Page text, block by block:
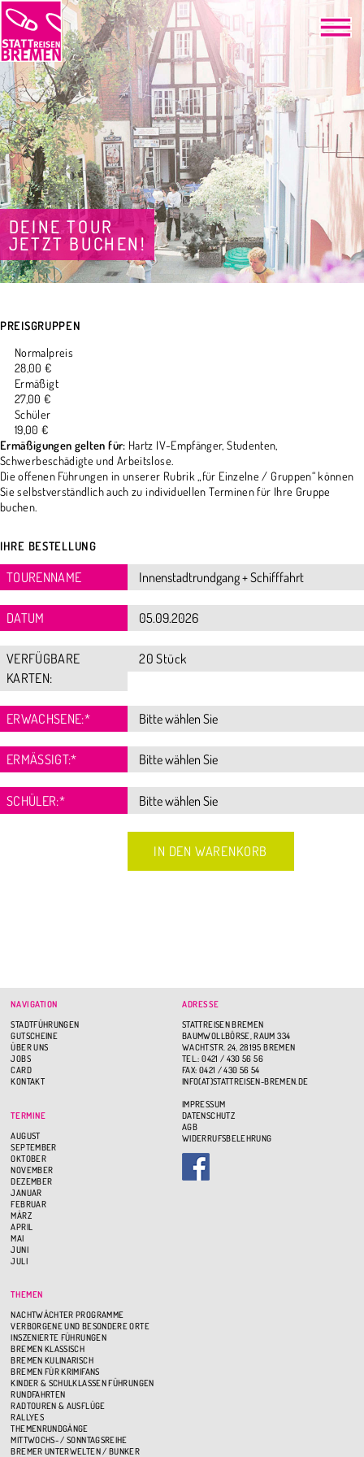
DEINE TOUR
JETZT BUCHEN!
PREISGRUPPEN
Normalpreis
28,00 €
Ermäßigt
27,00 €
Schüler
19,00 €
Ermäßigungen gelten für: Hartz IV-Empfänger, Studenten,
Schwerbeschädigte und Arbeitslose.
Die offenen Führungen in unserer Rubrik „für Einzelne / Gruppen“ können
Sie selbstverständlich auch zu individuellen Terminen für Ihre Gruppe
buchen.
IHRE BESTELLUNG
TOURENNAME
DATUM
VERFÜGBARE
KARTEN:
20 Stück
ERWACHSENE:*
ERMÄSSIGT:*
SCHÜLER:*
NAVIGATION
STADTFÜHRUNGEN
GUTSCHEINE
ÜBER UNS
JOBS
CARD
KONTAKT
TERMINE
AUGUST
SEPTEMBER
OKTOBER
NOVEMBER
DEZEMBER
JANUAR
FEBRUAR
MÄRZ
APRIL
MAI
JUNI
JULI
THEMEN
NACHTWÄCHTER PROGRAMME
VERBORGENE UND BESONDERE ORTE
INSZENIERTE FÜHRUNGEN
BREMEN KLASSISCH
BREMEN KULINARISCH
BREMEN FÜR KRIMIFANS
KINDER & SCHULKLASSEN FÜHRUNGEN
RUNDFAHRTEN
RADTOUREN & AUSFLÜGE
RALLYES
THEMENRUNDGÄNGE
MITTWOCHS- / SONNTAGSREIHE
BREMER UNTERWELTEN / BUNKER
ADRESSE
STATTREISEN BREMEN
BAUMWOLLBÖRSE, RAUM 334
WACHTSTR. 24, 28195 BREMEN
TEL.: 0421 / 430 56 56
FAX: 0421 / 430 56 54
INFO(AT)STATTREISEN-BREMEN.DE
IMPRESSUM
DATENSCHUTZ
AGB
WIDERRUFSBELEHRUNG